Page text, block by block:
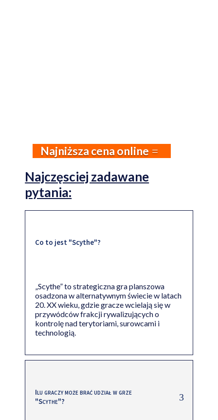
Najniższa cena online
Najczęsciej zadawane
pytania:
Co to jest "Scythe"?
„Scythe” to strategiczna gra planszowa
osadzona w alternatywnym świecie w latach
20. XX wieku, gdzie gracze wcielają się w
przywódców frakcji rywalizujących o
kontrolę nad terytoriami, surowcami i
technologią.
Ilu graczy może brać udział w grze
"Scythe"?